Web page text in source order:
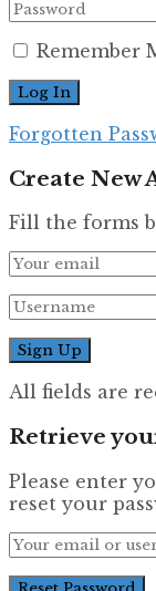
Remember
Forgotten
Create New
Fill the forms
All fields are
Retrieve
Please enter
reset your